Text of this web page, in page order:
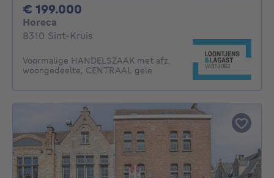
€ 199.000
Horeca
8310 Sint-Kruis
Voormalige HANDELSZAAK met afz.
woongedeelte, CENTRAAL gele